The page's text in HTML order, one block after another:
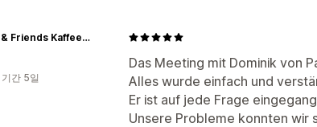
Das Meeting mit Dominik von
Alles wurde einfach und
Er ist auf jede Frage
Unsere Probleme konnten wir
Beans & Friends Kaffeerösterei
간 5일